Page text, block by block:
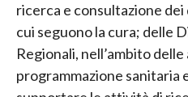
ricerca e consultazione
cui seguono la cura; delle
Regionali, nell’ambito
programmazione sanitaria